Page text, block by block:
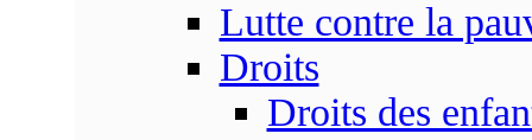
Lutte contre la
Droits
Droits des